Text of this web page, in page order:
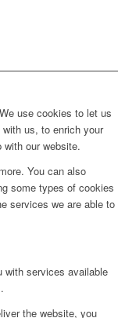
use cookies to let us
us, to enrich your
our website.
You can also
some types of cookies
services we are able to
with services available
the website, you